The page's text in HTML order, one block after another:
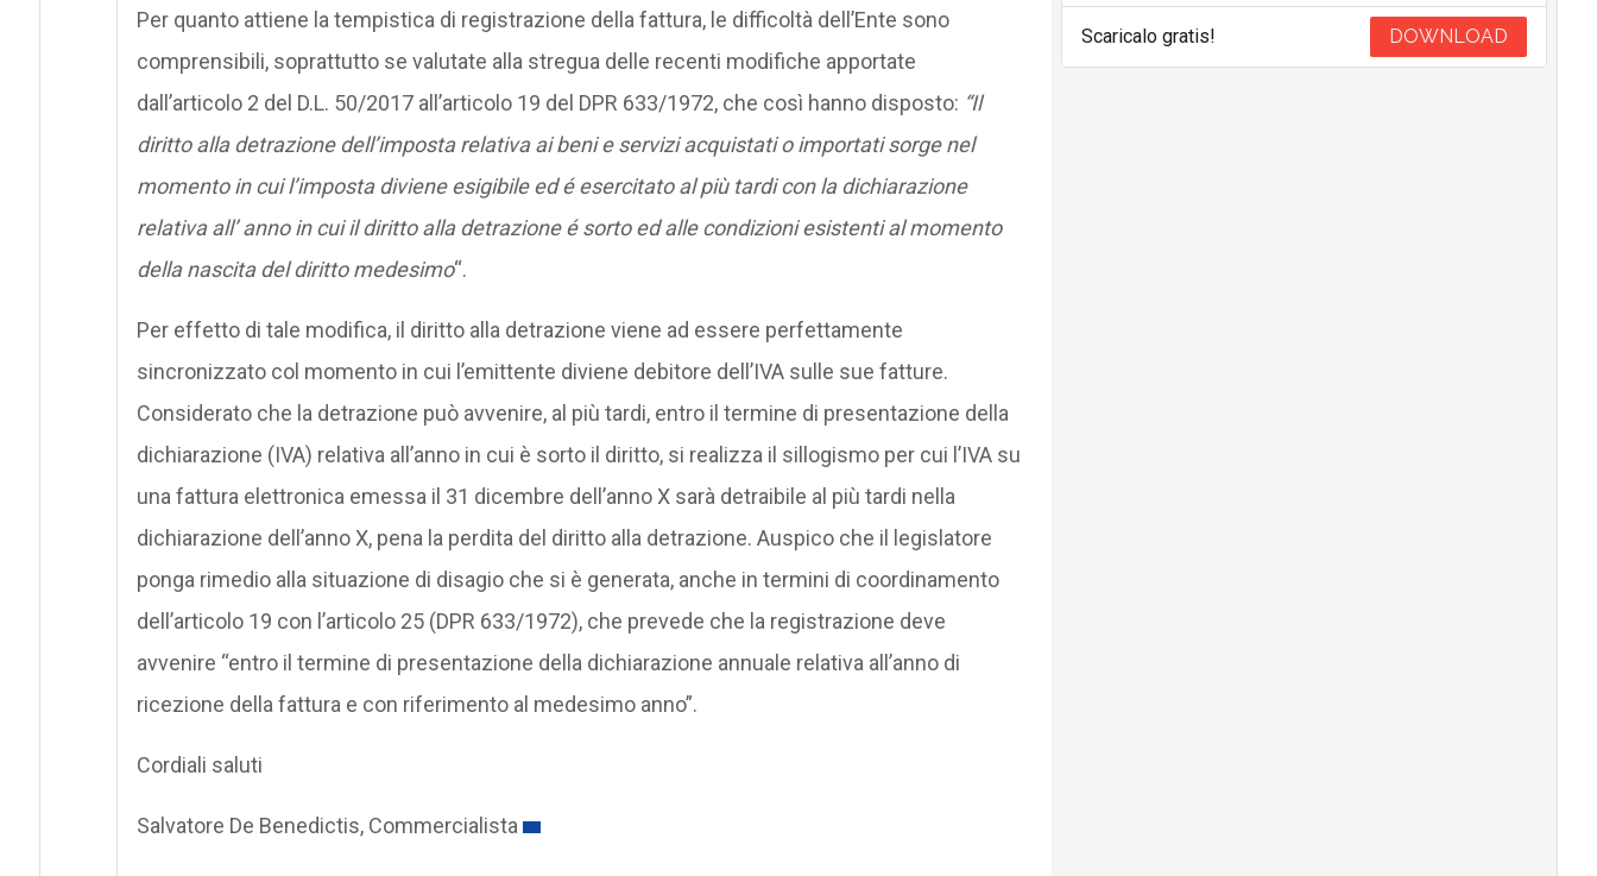
Per quanto attiene la tempistica di registrazione della fattura, le difficoltà dell’Ente sono
comprensibili, soprattutto se valutate alla stregua delle recenti modifiche apportate
dall’articolo 2 del D.L. 50/2017 all’articolo 19 del DPR 633/1972, che così hanno disposto: “Il
diritto alla detrazione dell’imposta relativa ai beni e servizi acquistati o importati sorge nel
momento in cui l’imposta diviene esigibile ed é esercitato al più tardi con la dichiarazione
relativa all’ anno in cui il diritto alla detrazione é sorto ed alle condizioni esistenti al momento
della nascita del diritto medesimo“.
Per effetto di tale modifica, il diritto alla detrazione viene ad essere perfettamente
sincronizzato col momento in cui l’emittente diviene debitore dell’IVA sulle sue fatture.
Considerato che la detrazione può avvenire, al più tardi, entro il termine di presentazione della
dichiarazione (IVA) relativa all’anno in cui è sorto il diritto, si realizza il sillogismo per cui l’IVA su
una fattura elettronica emessa il 31 dicembre dell’anno X sarà detraibile al più tardi nella
dichiarazione dell’anno X, pena la perdita del diritto alla detrazione. Auspico che il legislatore
ponga rimedio alla situazione di disagio che si è generata, anche in termini di coordinamento
dell’articolo 19 con l’articolo 25 (DPR 633/1972), che prevede che la registrazione deve
avvenire “entro il termine di presentazione della dichiarazione annuale relativa all’anno di
ricezione della fattura e con riferimento al medesimo anno”.
Cordiali saluti
Salvatore De Benedictis, Commercialista
Scaricalo gratis! DOWNLOAD